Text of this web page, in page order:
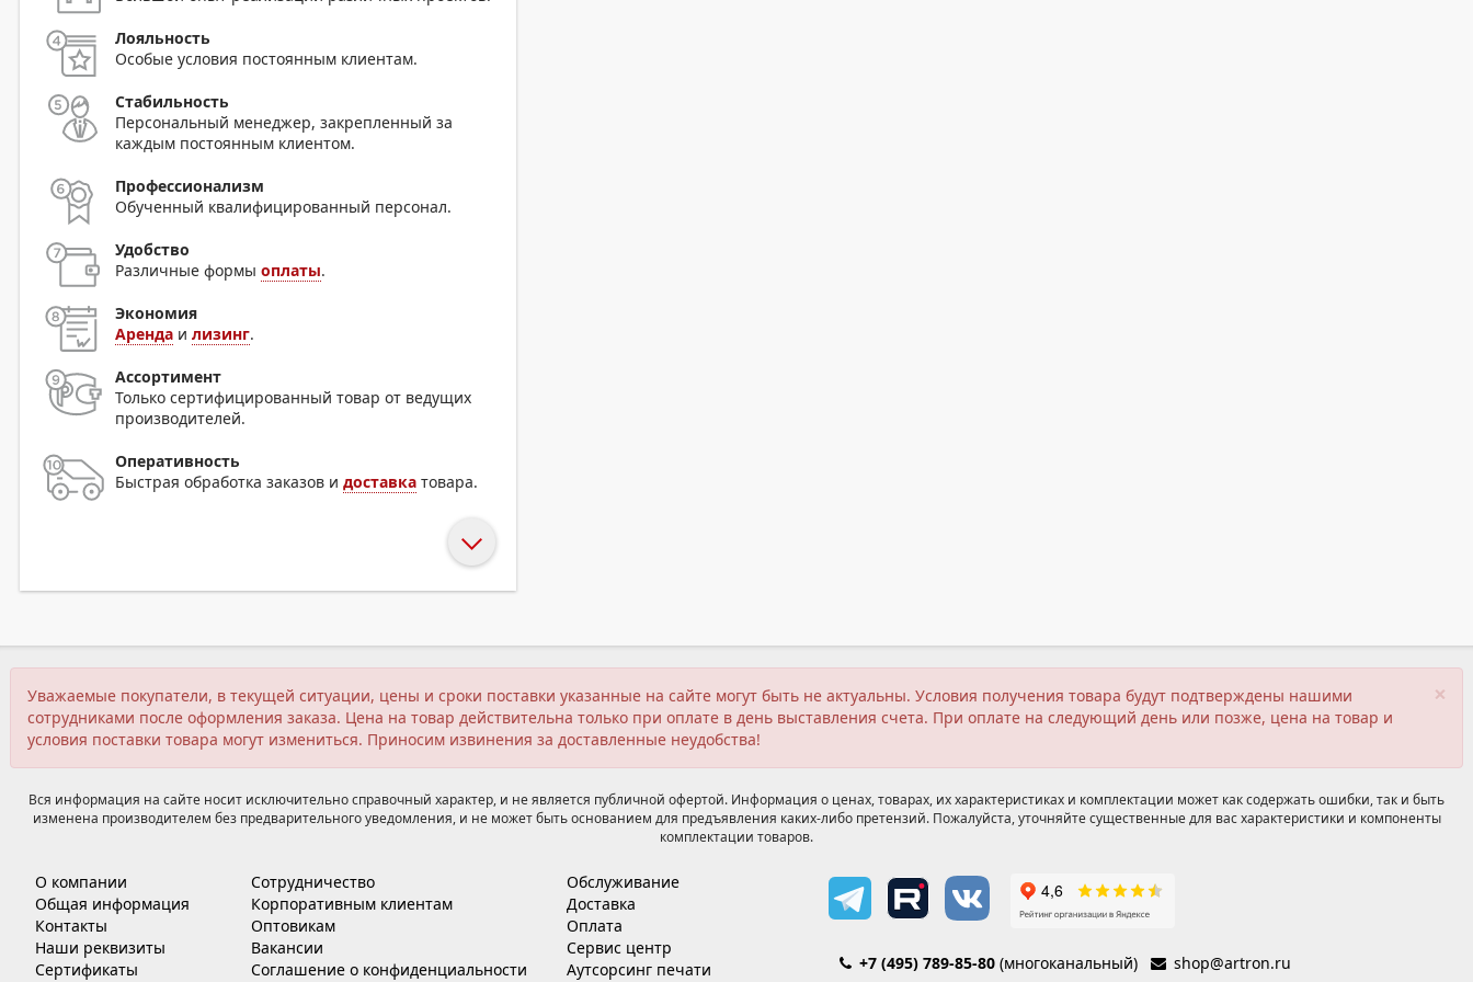
Лояльность
Особые условия постоянным клиентам.
Стабильность
Персональный менеджер, закрепленный за
каждым постоянным клиентом.
Профессионализм
Обученный квалифицированный персонал.
Удобство
Различные формы оплаты.
Экономия
Аренда и лизинг.
Ассортимент
Только сертифицированный товар от ведущих
производителей.
Оперативность
Быстрая обработка заказов и доставка товара.
×
Уважаемые покупатели, в текущей ситуации, цены и сроки поставки указанные на сайте могут быть не актуальны. Условия получения товара будут подтверждены нашими
сотрудниками после оформления заказа. Цена на товар действительна только при оплате в день выставления счета. При оплате на следующий день или позже, цена на товар и
условия поставки товара могут измениться. Приносим извинения за доставленные неудобства!
Вся информация на сайте носит исключительно справочный характер, и не является публичной офертой. Информация о ценах, товарах, их характеристиках и комплектации может как содержать ошибки, так и быть
изменена производителем без предварительного уведомления, и не может быть основанием для предъявления каких-либо претензий. Пожалуйста, уточняйте существенные для вас характеристики и компоненты
комплектации товаров.
О компании
Общая информация
Контакты
Наши реквизиты
Сертификаты
Сотрудничество
Корпоративным клиентам
Оптовикам
Вакансии
Соглашение о конфиденциальности
Обслуживание
Доставка
Оплата
Сервис центр
Аутсорсинг печати
+7 (495) 789-85-80(многоканальный)
shop@artron.ru